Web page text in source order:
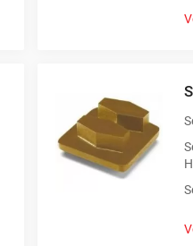
ne vaut que par la
et vos plateaux avec nos